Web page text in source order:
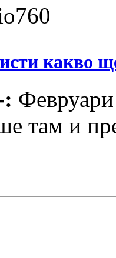
какво
там и